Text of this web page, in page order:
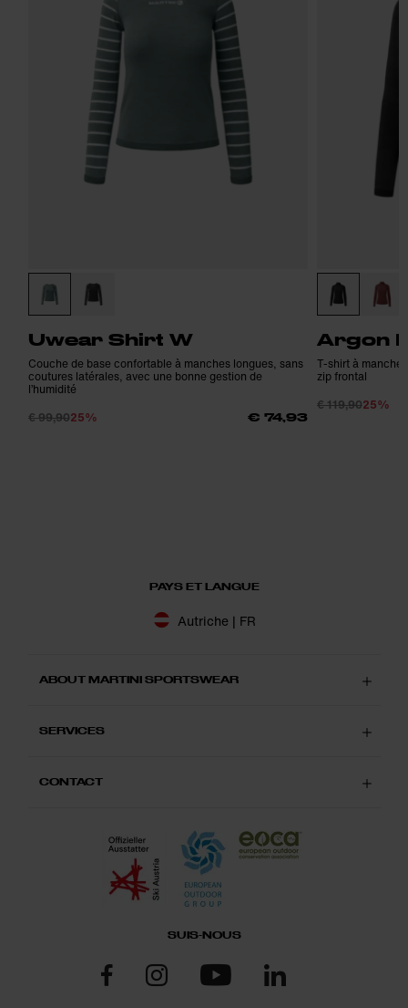
Uwear Shirt W
Couche de base confortable à manches longues, sans
coutures latérales, avec une bonne gestion de
l’humidité
€ 99,9025% € 74,93
Argon
T-shirt à
zip frontal
€ 119,9025%
PAYS ET LANGUE
Autriche | FR
ABOUT MARTINI SPORTSWEAR
SERVICES
CONTACT
SUIS-NOUS